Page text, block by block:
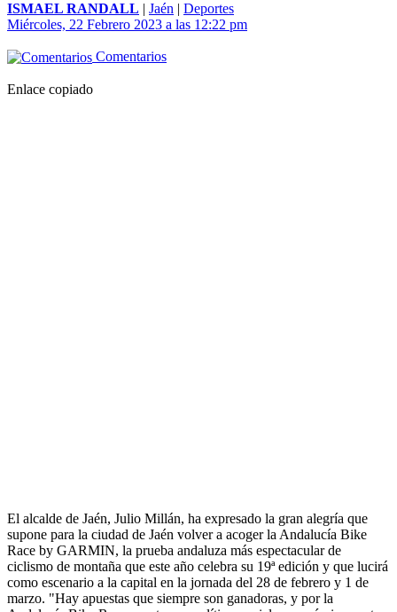
ISMAEL RANDALL | Jaén | Deportes
Miércoles, 22 Febrero 2023 a las 12:22 pm
Comentarios
Enlace copiado
El alcalde de Jaén, Julio Millán, ha expresado la gran alegría que
supone para la ciudad de Jaén volver a acoger la Andalucía Bike
Race by GARMIN, la prueba andaluza más espectacular de
ciclismo de montaña que este año celebra su 19ª edición y que lucirá
como escenario a la capital en la jornada del 28 de febrero y 1 de
marzo. "Hay apuestas que siempre son ganadoras, y por la